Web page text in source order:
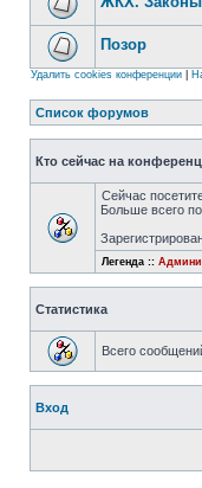
Позор
Удалить cookies конференции
Список форумов
Кто сейчас на
Сейчас
Больше всего
Легенда ::
Статистика
Всего
Вход